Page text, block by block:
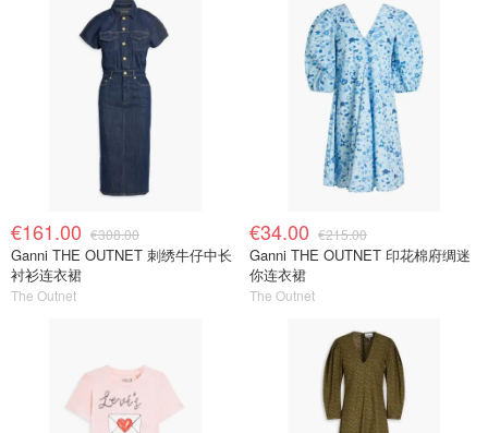
€161.00 €308.00
Ganni THE OUTNET 刺绣牛仔中长
衬衫连衣裙
The Outnet
€34.00 €215.00
Ganni THE OUTNET 印花棉府绸迷
你连衣裙
The Outnet